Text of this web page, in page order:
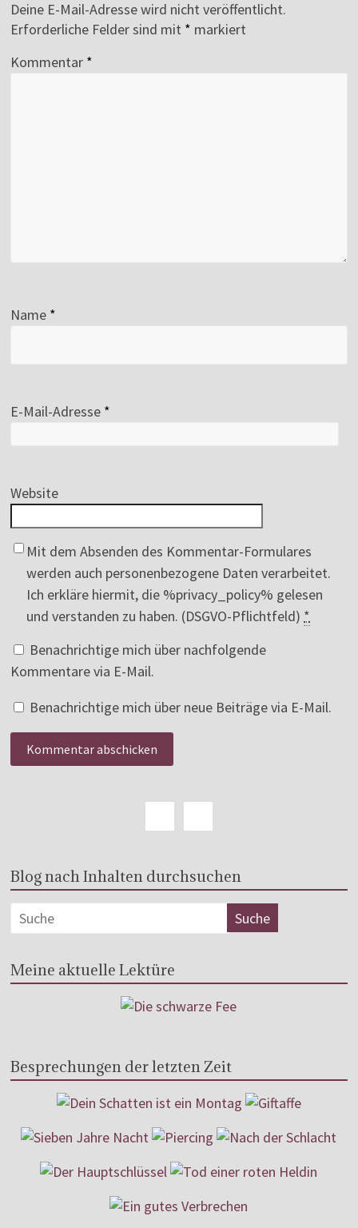
Deine E-Mail-Adresse wird nicht veröffentlicht.
Erforderliche Felder sind mit * markiert
Kommentar *
Name *
E-Mail-Adresse *
Website
Mit dem Absenden des Kommentar-Formulares
werden auch personenbezogene Daten verarbeitet.
Ich erkläre hiermit, die %privacy_policy% gelesen
und verstanden zu haben. (DSGVO-Pflichtfeld) *
Benachrichtige mich über nachfolgende
Kommentare via E-Mail.
Benachrichtige mich über neue Beiträge via E-Mail.
Blog nach Inhalten durchsuchen
Meine aktuelle Lektüre
Besprechungen der letzten Zeit